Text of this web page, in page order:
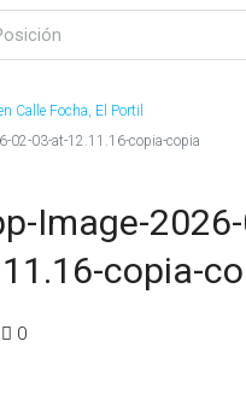
Calle Focha, El Portil
02-03-at-12.11.16-copia-copia
Image-
copia-
0